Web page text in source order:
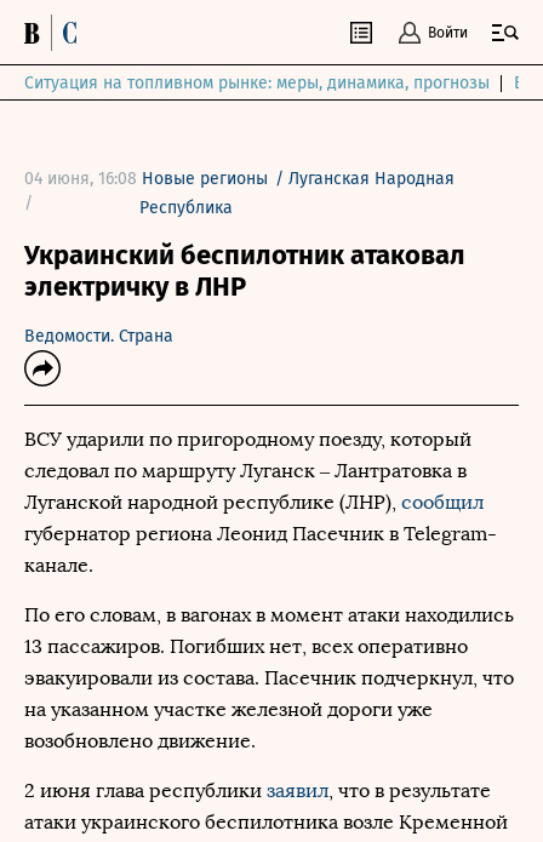
Войти
Ситуация на топливном рынке: меры, динамика, прогнозы
04 июня, 16:08
/
Новые регионы /Луганская Народная
Республика
Украинский беспилотник атаковал
электричку в ЛНР
Ведомости. Страна
ВСУ ударили по пригородному поезду, который
следовал по маршруту Луганск – Лантратовка в
Луганской народной республике (ЛНР), сообщил
губернатор региона Леонид Пасечник в Telegram-
канале.
По его словам, в вагонах в момент атаки находились
13 пассажиров. Погибших нет, всех оперативно
эвакуировали из состава. Пасечник подчеркнул, что
на указанном участке железной дороги уже
возобновлено движение.
2 июня глава республики заявил, что в результате
атаки украинского беспилотника возле Кременной